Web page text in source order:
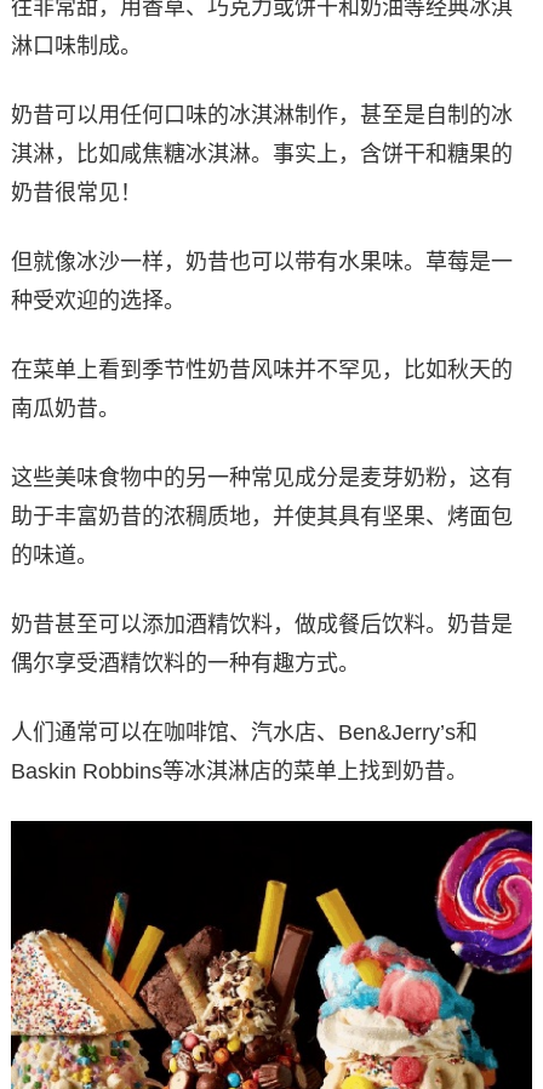
往非常甜，用香草、巧克力或饼干和奶油等经典冰淇
淋口味制成。
奶昔可以用任何口味的冰淇淋制作，甚至是自制的冰
淇淋，比如咸焦糖冰淇淋。事实上，含饼干和糖果的
奶昔很常见！
但就像冰沙一样，奶昔也可以带有水果味。草莓是一
种受欢迎的选择。
在菜单上看到季节性奶昔风味并不罕见，比如秋天的
南瓜奶昔。
这些美味食物中的另一种常见成分是麦芽奶粉，这有
助于丰富奶昔的浓稠质地，并使其具有坚果、烤面包
的味道。
奶昔甚至可以添加酒精饮料，做成餐后饮料。奶昔是
偶尔享受酒精饮料的一种有趣方式。
人们通常可以在咖啡馆、汽水店、Ben&Jerry’s和
Baskin Robbins等冰淇淋店的菜单上找到奶昔。